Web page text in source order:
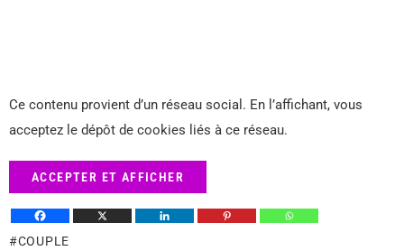
Ce contenu provient d’un réseau social. En l’affichant, vous
acceptez le dépôt de cookies liés à ce réseau.
ACCEPTER ET AFFICHER
COUPLE